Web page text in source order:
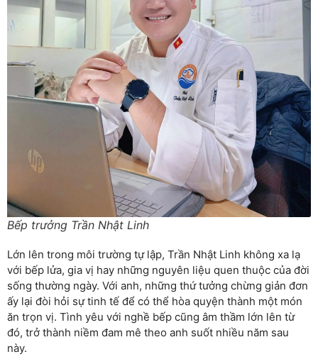
Bếp trưởng Trần Nhật Linh
Lớn lên trong môi trường tự lập, Trần Nhật Linh không xa lạ
với bếp lửa, gia vị hay những nguyên liệu quen thuộc của đời
sống thường ngày. Với anh, những thứ tưởng chừng giản đơn
ấy lại đòi hỏi sự tinh tế để có thể hòa quyện thành một món
ăn trọn vị. Tình yêu với nghề bếp cũng âm thầm lớn lên từ
đó, trở thành niềm đam mê theo anh suốt nhiều năm sau
này.